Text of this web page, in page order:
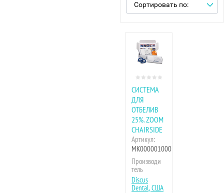
Сортировать по:
СИСТЕМА
ДЛЯ
ОТБЕЛИВ
25%. ZOOM
CHAIRSIDE
Артикул:
МК000001000
Производи
тель
Discus
Dental, США